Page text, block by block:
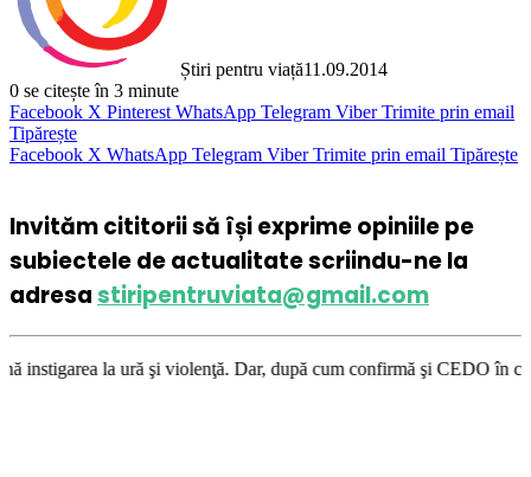
Știri pentru viață11.09.2014
0 se citește în 3 minute
Facebook X Pinterest WhatsApp Telegram Viber Trimite prin email
Tipărește
Facebook X WhatsApp Telegram Viber Trimite prin email Tipărește
Invităm cititorii să își exprime opiniile pe
subiectele de actualitate scriindu-ne la
adresastiripentruviata@gmail.com
şi violenţă. Dar, după cum confirmă şi CEDO în cazul